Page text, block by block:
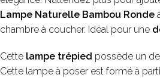
Lampe Naturelle Bambou Ronde
chambre à coucher. Idéal pour une
Cette lampe trépied possède un
Cette lampe à poser est formé à